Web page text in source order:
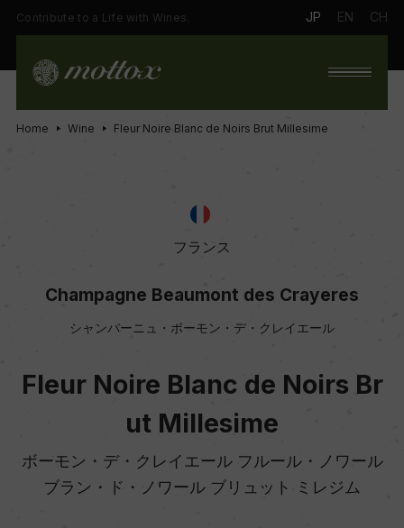
Contribute to a Life with Wines. JP EN CH
Home Wine Fleur Noire Blanc de Noirs Brut Millesime
フランス
Champagne Beaumont des Crayeres
シャンパーニュ・ボーモン・デ・クレイエール
Fleur Noire Blanc de Noirs Br
ut Millesime
ボーモン・デ・クレイエール フルール・ノワール
ブラン・ド・ノワール ブリュット ミレジム